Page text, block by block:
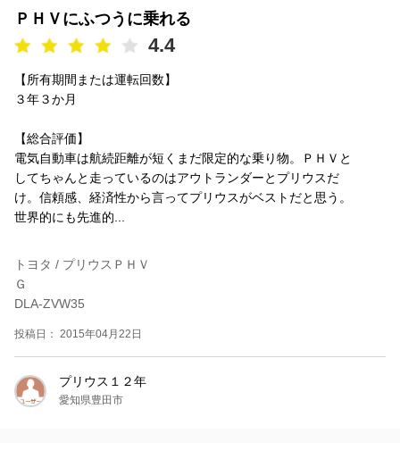
ＰＨＶにふつうに乗れる
4.4
【所有期間または運転回数】
３年３か月
【総合評価】
電気自動車は航続距離が短くまだ限定的な乗り物。ＰＨＶと
してちゃんと走っているのはアウトランダーとプリウスだ
け。信頼感、経済性から言ってプリウスがベストだと思う。
世界的にも先進的...
トヨタ / プリウスＰＨＶ
Ｇ
DLA-ZVW35
投稿日： 2015年04月22日
プリウス１２年
愛知県豊田市